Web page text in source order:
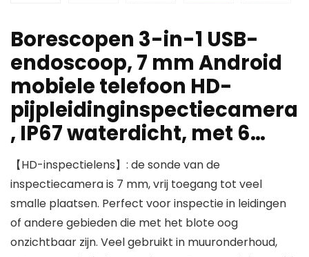
Borescopen 3-in-1 USB-
endoscoop, 7 mm Android
mobiele telefoon HD-
pijpleidinginspectiecamera
, IP67 waterdicht, met 6…
【HD-inspectielens】: de sonde van de
inspectiecamera is 7 mm, vrij toegang tot veel
smalle plaatsen. Perfect voor inspectie in leidingen
of andere gebieden die met het blote oog
onzichtbaar zijn. Veel gebruikt in muuronderhoud,